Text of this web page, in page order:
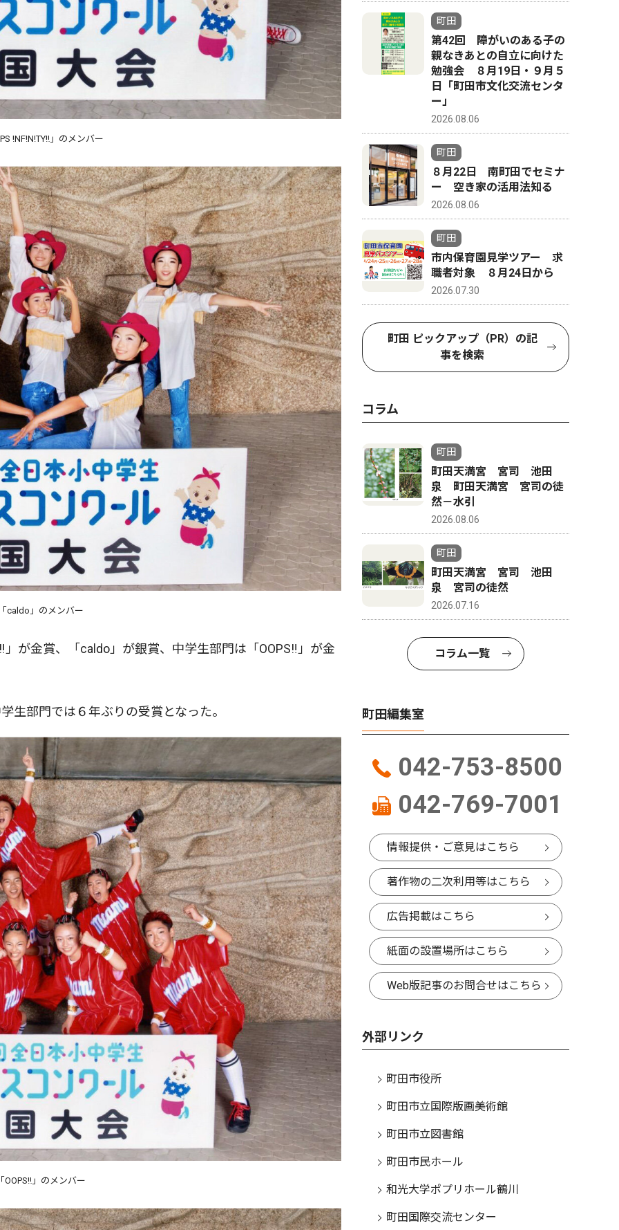
!NF!N!TY‼」のメンバー
caldo」のメンバー
が金賞、「caldo」が銀賞、中学生部門は「OOPS‼」が金
部門では６年ぶりの受賞となった。
OOPS‼︎」のメンバー
町田
第42回 障がいのある子の
親なきあとの自立に向けた
勉強会 ８月19日・９月５
日「町田市文化交流センタ
ー」
2026.08.06
町田
８月22日 南町田でセミナ
ー 空き家の活用法知る
2026.08.06
町田
市内保育園見学ツアー 求
職者対象 ８月24日から
2026.07.30
町田 ピックアップ（PR）の記
事を検索
コラム
町田
町田天満宮 宮司 池田
泉 町田天満宮 宮司の徒
然－水引
2026.08.06
町田
町田天満宮 宮司 池田
泉 宮司の徒然
2026.07.16
コラム一覧
町田編集室
042-753-8500
042-769-7001
情報提供・ご意見はこちら
著作物の二次利用等はこちら
広告掲載はこちら
紙面の設置場所はこちら
Web版記事のお問合せはこちら
外部リンク
町田市役所
町田市立国際版画美術館
町田市立図書館
町田市民ホール
和光大学ポプリホール鶴川
町田国際交流センター